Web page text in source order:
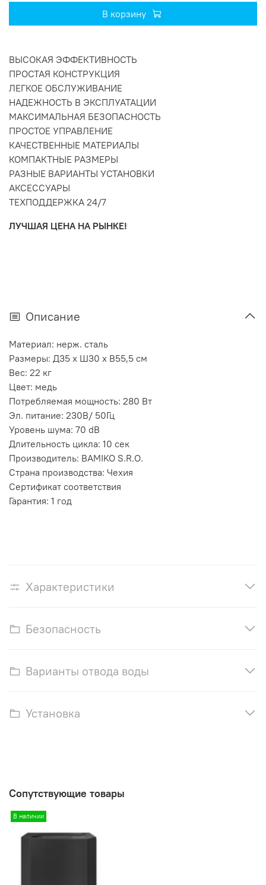
В корзину
ВЫСОКАЯ ЭФФЕКТИВНОСТЬ
ПРОСТАЯ КОНСТРУКЦИЯ
ЛЕГКОЕ ОБСЛУЖИВАНИЕ
НАДЕЖНОСТЬ В ЭКСПЛУАТАЦИИ
МАКСИМАЛЬНАЯ БЕЗОПАСНОСТЬ
ПРОСТОЕ УПРАВЛЕНИЕ
КАЧЕСТВЕННЫЕ МАТЕРИАЛЫ
КОМПАКТНЫЕ РАЗМЕРЫ
РАЗНЫЕ ВАРИАНТЫ УСТАНОВКИ
АКСЕССУАРЫ
ТЕХПОДДЕРЖКА 24/7
ЛУЧШАЯ ЦЕНА НА РЫНКЕ!
Описание
Материал: нерж. сталь
Размеры: Д35 х Ш30 х В55,5 см
Вес: 22 кг
Цвет: медь
Потребляемая мощность: 280 Вт
Эл. питание: 230B/ 50Гц
Уровень шума: 70 dB
Длительность цикла: 10 сек
Производитель: BAMIKO S.R.O.
Страна производства: Чехия
Сертификат соответствия
Гарантия: 1 год
Характеристики
Безопасность
Варианты отвода воды
Установка
Сопутствующие товары
В наличии